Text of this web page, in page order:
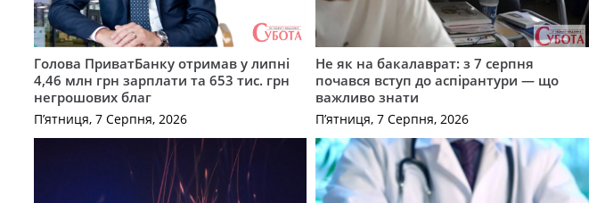
Голова ПриватБанку отримав у липні
4,46 млн грн зарплати та 653 тис. грн
негрошових благ
П’ятниця, 7 Серпня, 2026
Не як на бакалаврат: з 7 серпня
почався вступ до аспірантури — що
важливо знати
П’ятниця, 7 Серпня, 2026